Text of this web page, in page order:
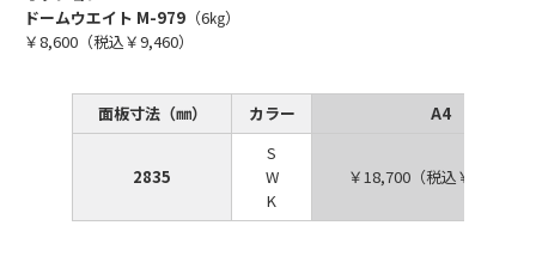
ドームウエイト M-979 （6㎏）
￥8,600（税込￥9,460）
面板寸法（㎜） カラー A4
2835
S
W
K
￥18,700（税込￥20,570）